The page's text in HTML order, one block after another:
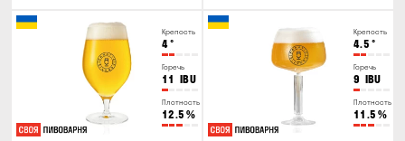
Крепость
4°
Горечь
11 IBU
Плотность
12.5 %
Крепость
4.5 °
Горечь
9 IBU
Плотность
11.5 %